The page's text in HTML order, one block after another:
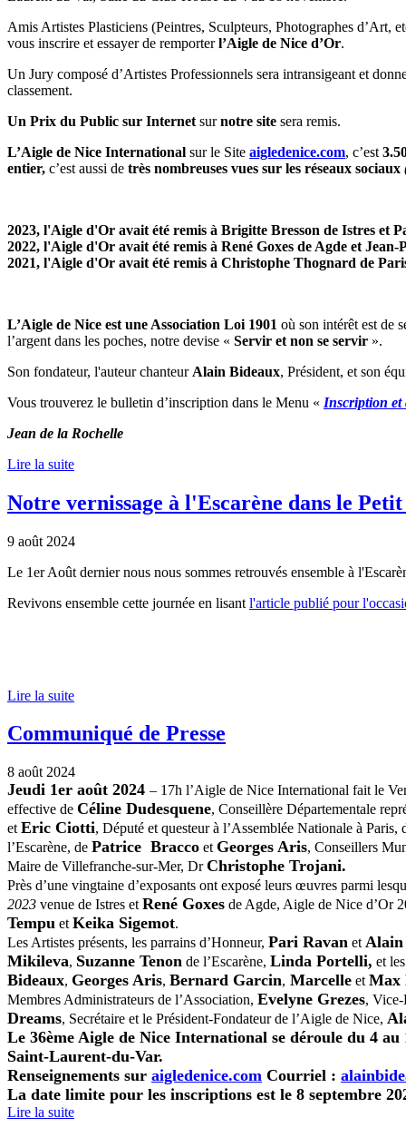
Amis Artistes Plasticiens (Peintres, Sculpteurs, Photographes d’Art,
vous inscrire et essayer de remporterl’Aigle de Nice d’Or.
Un Jury composé d’Artistes Professionnels sera intransigeant et
classement.
Un Prix du Public sur Internet surnotre site sera remis.
L’Aigle de Nice International sur le Site aigledenice.com, c’est
entier, c’est aussi de très nombreuses vues sur les réseaux sociaux
2023, l'Aigle d'Or avait été remis à Brigitte Bresson de Istres et
2022, l'Aigle d'Or avait été remis à René Goxes de Agde et
2021, l'Aigle d'Or avait été remis à Christophe Thognard de
L’Aigle de Nice est une Association Loi 1901 où son intérêt est de
l’argent dans les poches, notre devise « Servir et non se servir ».
Son fondateur, l'auteur chanteur Alain Bideaux, Président, et son
Vous trouverez le bulletin d’inscription dans le Menu « Inscription et
Jean de la Rochelle
Lire la suite
Notre vernissage à l'Escarène dans le
9 août 2024
Le 1er Août dernier nous nous sommes retrouvés ensemble à
Revivons ensemble cette journée en lisant l'article publié pour
Lire la suite
Communiqué de Presse
8 août 2024
Jeudi 1er août 2024 – 17h l’Aigle de Nice International fait le
effective de Céline Dudesquene, Conseillère Départementale
et Eric Ciotti, Député et questeur à l’Assemblée Nationale à
l’Escarène, de Patrice Bracco et Georges Aris, Conseillers
Maire de Villefranche-sur-Mer, DrChristophe Trojani.
Près d’une vingtaine d’exposants ont exposé leurs œuvres parmi
2023 venue de Istres et René Goxes de Agde, Aigle de Nice d’Or
Tempu et Keika Sigemot.
Les Artistes présents, les parrains d’Honneur, Pari Ravan et Alain
Mikileva, Suzanne Tenon de l’Escarène, Linda Portelli, et
Bideaux, Georges Aris, Bernard Garcin, Marcelle et Max
Membres Administrateurs de l’Association, Evelyne Grezes,
Dreams, Secrétaire et le Président-Fondateur de l’Aigle de Nice,
Le 36ème Aigle de Nice International se déroule du 4
Saint-Laurent-du-Var.
Renseignements sur aigledenice.com Courriel :
La date limite pour les inscriptions est le 8 septembre
Lire la suite